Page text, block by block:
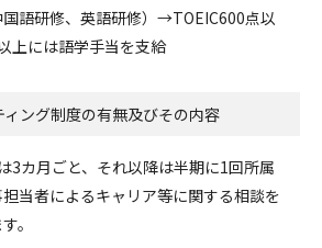
語研修、英語研修）→TOEIC600点以
上には語学手当を支給
ング制度の有無及びその内容
3カ月ごと、それ以降は半期に1回所属
当者によるキャリア等に関する相談を
。